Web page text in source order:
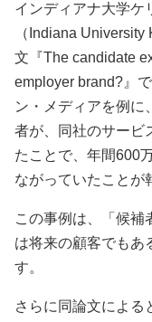
インディアナ大学ケ
（Indiana
文『The candidate
employer brand?』
ン・メディアを例に
者が、同社のサービ
たことで、年間600
ながっていたことが
この事例は、「候補
は将来の顧客でもあ
す。
さらに同論文による